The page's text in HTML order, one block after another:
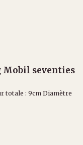
Mobil seventies
totale : 9cm Diamètre